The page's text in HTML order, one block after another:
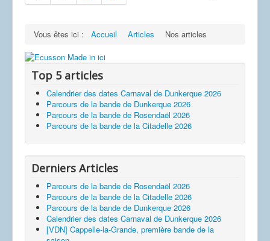
Vous êtes ici : Accueil Articles Nos articles
Top 5 articles
Calendrier des dates Carnaval de Dunkerque 2026
Parcours de la bande de Dunkerque 2026
Parcours de la bande de Rosendaël 2026
Parcours de la bande de la Citadelle 2026
Derniers Articles
Parcours de la bande de Rosendaël 2026
Parcours de la bande de la Citadelle 2026
Parcours de la bande de Dunkerque 2026
Calendrier des dates Carnaval de Dunkerque 2026
[VDN] Cappelle-la-Grande, première bande de la